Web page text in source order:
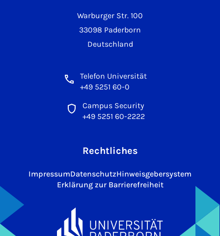
Warburger Str. 100
33098 Paderborn
Deutschland
Telefon Universität
+49 5251 60-0
Campus Security
+49 5251 60-2222
Rechtliches
ImpressumDatenschutzHinweisgebersystem
Erklärung zur Barrierefreiheit